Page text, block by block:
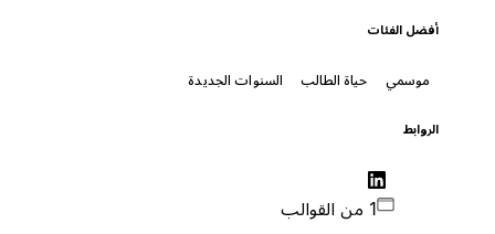
أفضل الفئات
حياة الطالب السنوات الجديدة